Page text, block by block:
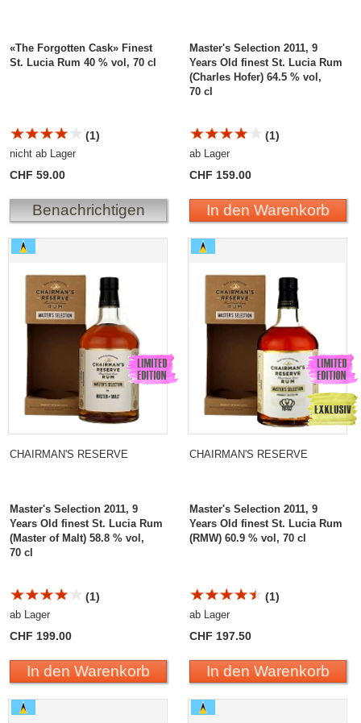
«The Forgotten Cask» Finest
St. Lucia Rum 40 % vol, 70 cl
(1)
nicht ab Lager
CHF 59.00
Benachrichtigen
Master's Selection 2011, 9
Years Old finest St. Lucia Rum
(Charles Hofer) 64.5 % vol,
70 cl
(1)
ab Lager
CHF 159.00
In den Warenkorb
Chairman`s Reserve Master`s Selection 2011, 9 Years
CHAIRMAN'S RESERVE
Master's Selection 2011, 9
Years Old finest St. Lucia Rum
(Master of Malt) 58.8 % vol,
70 cl
(1)
ab Lager
CHF 199.00
In den Warenkorb
Chairman`s Reserve
Years Old finest St. Lucia
Rum (RMW)
CHAIRMAN'S RESERVE
Master's Selection 2011, 9
Years Old finest St. Lucia Rum
(RMW) 60.9 % vol, 70 cl
(1)
ab Lager
CHF 197.50
In den Warenkorb
Chairman`s Reserve Master`s Selection 2006, 13
Chairman`s Reserve